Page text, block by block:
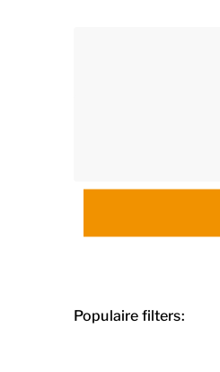
Populaire filters: